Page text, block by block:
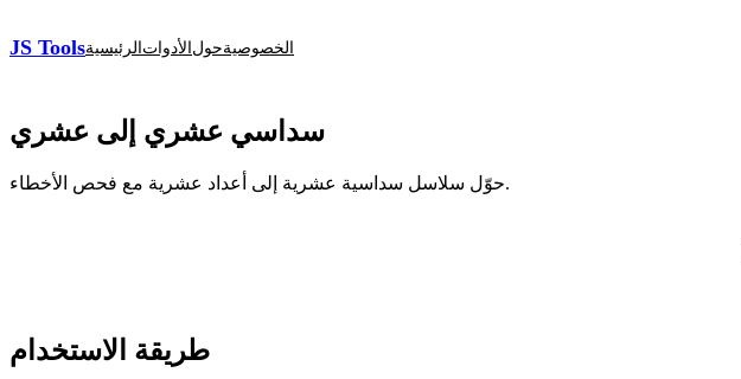
JS Toolsالرئيسية الأدوات حولالخصوصية
سداسي عشري إلى عشري
حوّل سلاسل سداسية عشرية إلى أعداد عشرية مع فحص الأخطاء.
طريقة الاستخدام